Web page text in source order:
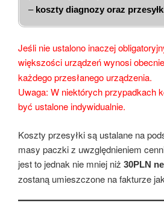
– koszty diagnozy oraz
Jeśli nie ustalono inaczej
większości urządzeń wynosi obecnie
każdego przesłanego urządzenia.
Uwaga: W niektórych przypadkach
być ustalone indywidualnie.
Koszty przesyłki są ustalane na
masy paczki z uwzględnieniem
jest to jednak nie mniej niż 30PLN
zostaną umieszczone na fakturze